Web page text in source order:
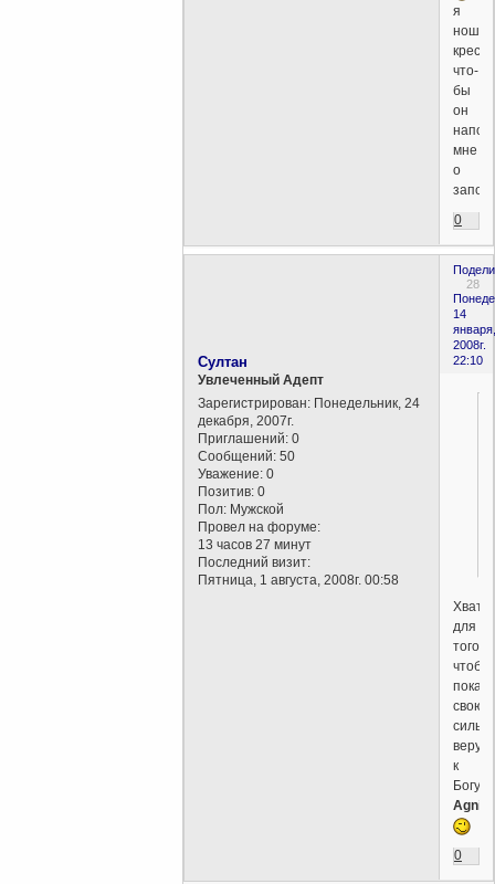
я
ношу
что-
бы
он
мне
о
0
28
14
января,
2008г.
22:10
Султан
Увлеченный Адепт
Зарегистрирован: Понедельник, 24
декабря, 2007г.
Приглашений: 0
Сообщений: 50
Уважение: 0
Позитив: 0
Пол: Мужской
Провел на форуме:
13 часов 27 минут
Последний визит:
Пятница, 1 августа, 2008г. 00:58
для
того
чтобы
свою
веру
к
Богу!
0